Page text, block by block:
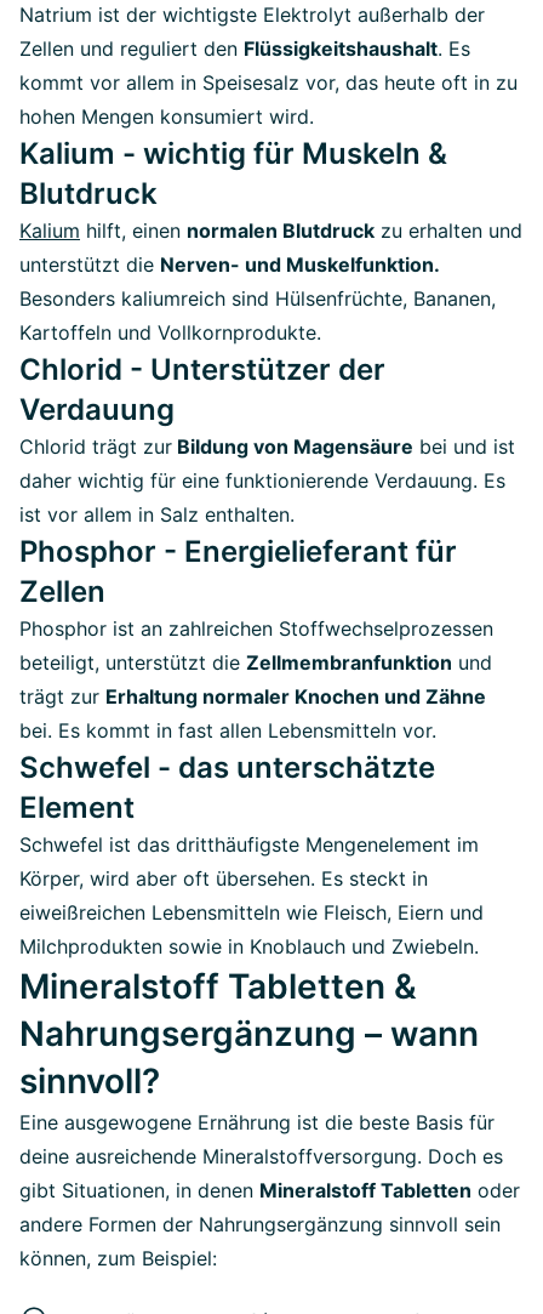
Natrium ist der wichtigste Elektrolyt außerhalb der
Zellen und reguliert den Flüssigkeitshaushalt. Es
kommt vor allem in Speisesalz vor, das heute oft in zu
hohen Mengen konsumiert wird.
Kalium - wichtig für Muskeln &
Blutdruck
Kalium hilft, einen normalen Blutdruck zu erhalten und
unterstützt die Nerven- und Muskelfunktion.
Besonders kaliumreich sind Hülsenfrüchte, Bananen,
Kartoffeln und Vollkornprodukte.
Chlorid - Unterstützer der
Verdauung
Chlorid trägt zur Bildung von Magensäure bei und ist
daher wichtig für eine funktionierende Verdauung. Es
ist vor allem in Salz enthalten.
Phosphor - Energielieferant für
Zellen
Phosphor ist an zahlreichen Stoffwechselprozessen
beteiligt, unterstützt die Zellmembranfunktion und
trägt zur Erhaltung normaler Knochen und Zähne
bei. Es kommt in fast allen Lebensmitteln vor.
Schwefel - das unterschätzte
Element
Schwefel ist das dritthäufigste Mengenelement im
Körper, wird aber oft übersehen. Es steckt in
eiweißreichen Lebensmitteln wie Fleisch, Eiern und
Milchprodukten sowie in Knoblauch und Zwiebeln.
Mineralstoff Tabletten &
Nahrungsergänzung – wann
sinnvoll?
Eine ausgewogene Ernährung ist die beste Basis für
deine ausreichende Mineralstoffversorgung. Doch es
gibt Situationen, in denen Mineralstoff Tabletten oder
andere Formen der Nahrungsergänzung sinnvoll sein
können, zum Beispiel: